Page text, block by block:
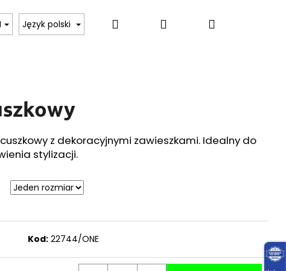
BODY, KOSZULKI SWETRY, PULOWERY, GOLFY
Język polski Szukaj Zaloguj Koszyk
z dekoracyjnymi zawieszkami. Idealny do
stylizacji.
Kod: 22744/ONE